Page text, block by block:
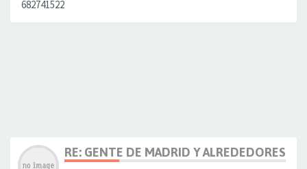
682741522
RE: GENTE DE MADRID Y ALREDEDORES